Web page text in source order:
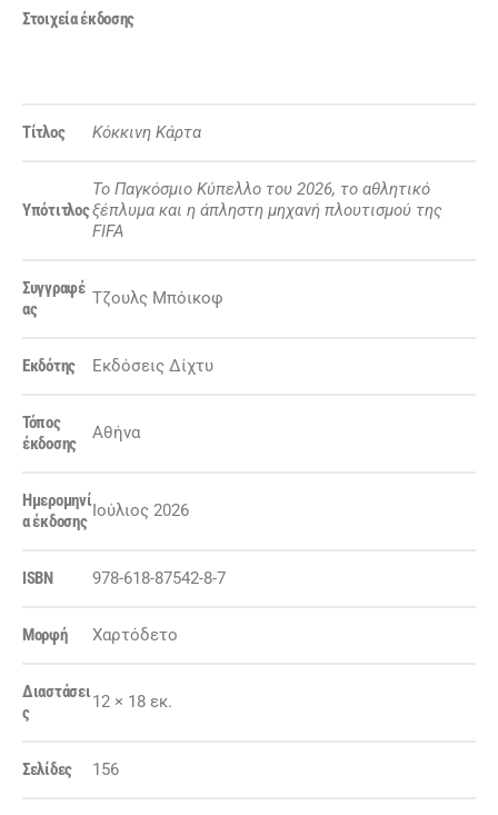
Στοιχεία έκδοσης
Τίτλος Κόκκινη Κάρτα
Υπότιτλος
Το Παγκόσμιο Κύπελλο του 2026, το αθλητικό
ξέπλυμα και η άπληστη μηχανή πλουτισμού της
FIFA
Συγγραφέ
ας
Τζουλς Μπόικοφ
Εκδότης Εκδόσεις Δίχτυ
Τόπος
έκδοσης
Αθήνα
Ημερομηνί
α έκδοσης
Ιούλιος 2026
ISBN 978-618-87542-8-7
Μορφή Χαρτόδετο
Διαστάσει
ς
12 × 18 εκ.
Σελίδες 156